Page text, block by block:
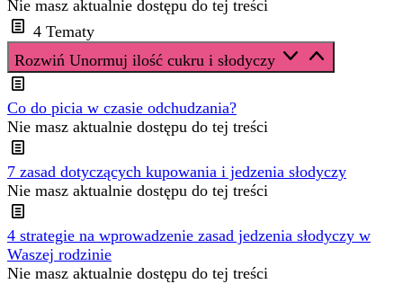
Nie masz aktualnie dostępu do tej treści
4 Tematy
Rozwiń Unormuj ilość cukru i słodyczy
Co do picia w czasie odchudzania?
Nie masz aktualnie dostępu do tej treści
7 zasad dotyczących kupowania i jedzenia słodyczy
Nie masz aktualnie dostępu do tej treści
4 strategie na wprowadzenie zasad jedzenia słodyczy w
Waszej rodzinie
Nie masz aktualnie dostępu do tej treści